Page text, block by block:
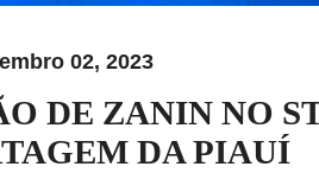
02, 2023
DE ZANIN NO
DA PIAUÍ